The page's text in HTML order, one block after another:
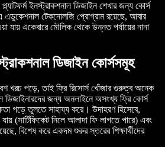
ইনস্ট্রাকশনাল ডিজাইন শেখার জন্য কোর্স
টেকনোলজি প্রোগ্রাম রয়েছে, আবার
একেবারে মৌলিক থেকে উন্নত পর্যায়ের নানা
ডিজাইন কোর্সসমূহ
খরচ পড়ে, তাই ফ্রি রিসোর্স খোঁজার গুরুত্ব অনেক
ডিজাইনারদের জন্য অনলাইনে অসংখ্য ফ্রি কোর্স
গড়ে তুলতে সাহায্য করে। উদাহরণ হিসেবে,
(সার্টিফিকেট নিলে আলাদা ফি লাগতে পারে) এবং
বিশেষ করে একদম শুরুর স্তরের শিক্ষার্থীদের